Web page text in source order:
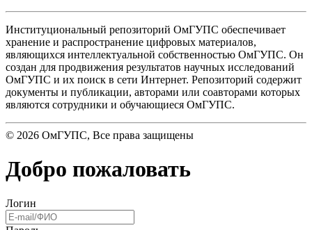
Институциональный репозиторий ОмГУПС обеспечивает
хранение и распространение цифровых материалов,
являющихся интеллектуальной собственностью ОмГУПС. Он
создан для продвижения результатов научных исследований
ОмГУПС и их поиск в сети Интернет. Репозиторий содержит
документы и публикации, авторами или соавторами которых
являются сотрудники и обучающиеся ОмГУПС.
© 2026 ОмГУПС, Все права защищены
Добро пожаловать
Логин